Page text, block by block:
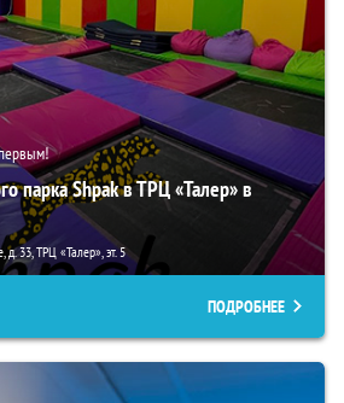
парка Shpak в ТРЦ «Талер» в
д. 33, ТРЦ «Талер», эт. 5
ПОДРОБНЕЕ